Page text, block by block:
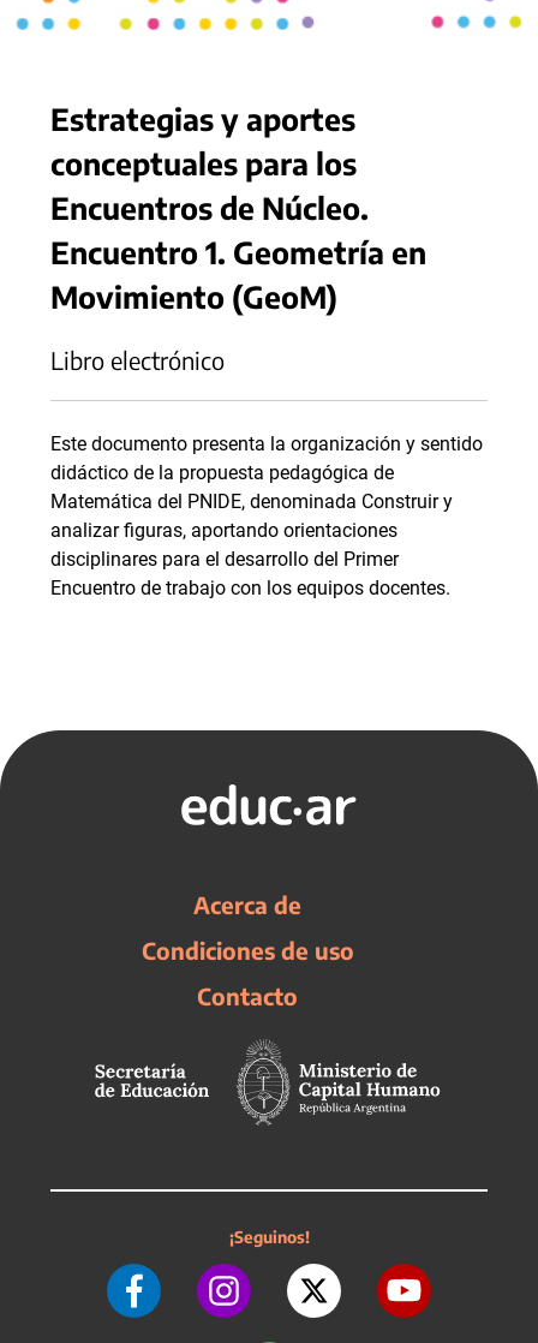
Estrategias y aportes
conceptuales para los
Encuentros de Núcleo.
Encuentro 1. Geometría en
Movimiento (GeoM)
Libro electrónico
Este documento presenta la organización y sentido
didáctico de la propuesta pedagógica de
Matemática del PNIDE, denominada Construir y
analizar figuras, aportando orientaciones
disciplinares para el desarrollo del Primer
Encuentro de trabajo con los equipos docentes.
Acerca de
Condiciones de uso
Contacto
¡Seguinos!